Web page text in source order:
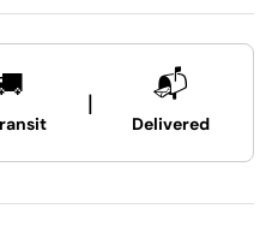
| 📬
Delivered